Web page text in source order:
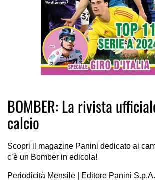
all'inizio
della
galleria
immagini
BOMBER: La rivista
calcio
Scopri il magazine Panini dedicato ai
c’è un Bomber in edicola!
Periodicità Mensile | Editore Panini S.p.A.